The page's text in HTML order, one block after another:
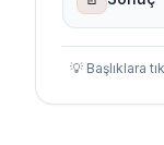
💡 Başlıklara